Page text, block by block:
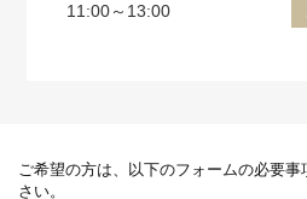
11:00～13:00